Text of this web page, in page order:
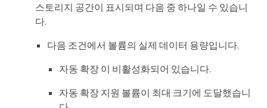
스토리지 공간이 표시되며 다음 중 하나일 수 있습니
다.
다음 조건에서 볼륨의 실제 데이터 용량입니다.
자동 확장 이 비활성화되어 있습니다.
자동 확장 지원 볼륨이 최대 크기에 도달했습니